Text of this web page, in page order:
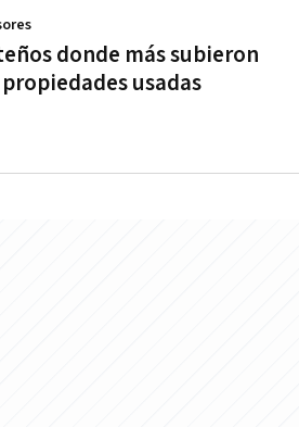
donde más subieron
usadas